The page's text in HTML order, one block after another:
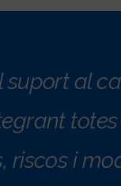
suport al
i